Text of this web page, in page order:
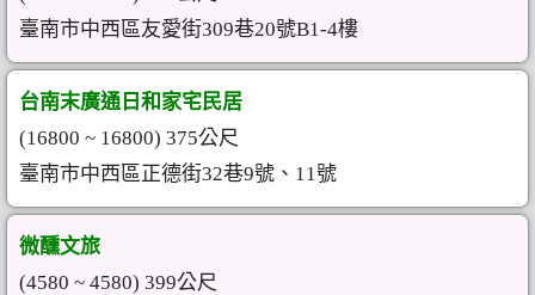
臺南市中西區友愛街309巷20號B1-4樓
台南末廣通日和家宅民居
(16800 ~ 16800) 375公尺
臺南市中西區正德街32巷9號、11號
微醺文旅
(4580 ~ 4580) 399公尺